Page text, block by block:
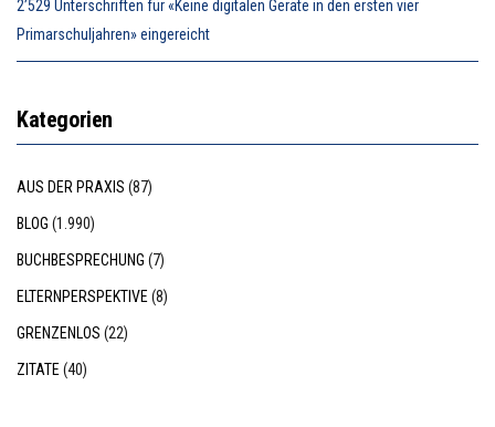
2’529 Unterschriften für «Keine digitalen Geräte in den ersten vier
Primarschuljahren» eingereicht
Kategorien
AUS DER PRAXIS (87)
BLOG (1.990)
BUCHBESPRECHUNG (7)
ELTERNPERSPEKTIVE (8)
GRENZENLOS (22)
ZITATE (40)